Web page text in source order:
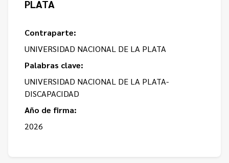
PLATA
Contraparte:
UNIVERSIDAD NACIONAL DE LA PLATA
Palabras clave:
UNIVERSIDAD NACIONAL DE LA PLATA-
DISCAPACIDAD
Año de firma:
2026